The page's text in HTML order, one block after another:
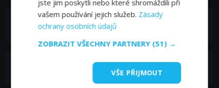
Allan Hunter
Self - Film Historian
jste jim poskytli nebo které shromáždili při
vašem používání jejich služeb. Zásady
ochrany osobních údajů
ZOBRAZIT VŠECHNY PARTNERY (51) →
VŠE PŘIJMOUT